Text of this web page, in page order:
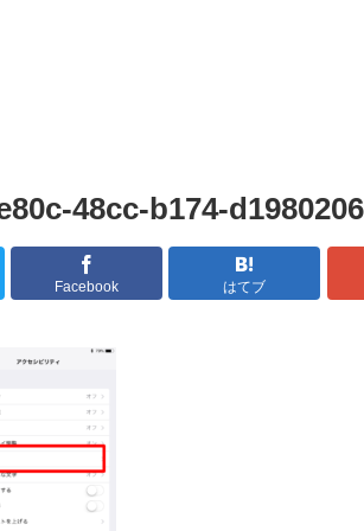
48cc-b174-
Facebook はてブ